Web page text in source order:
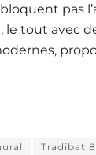
pas
tout avec
Tradibat